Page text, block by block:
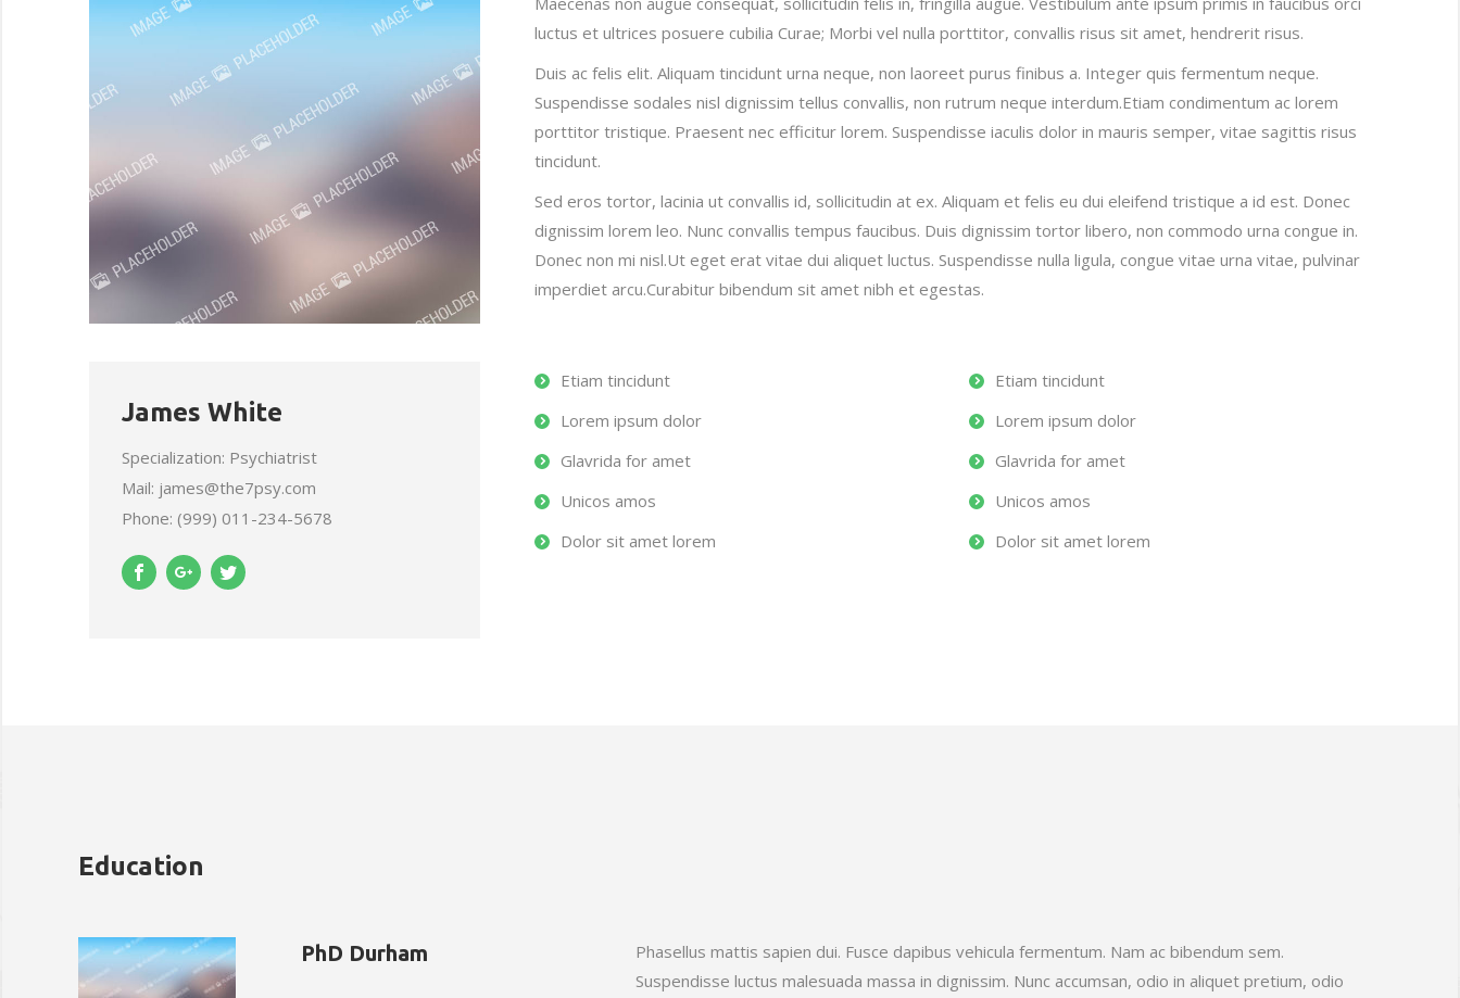
James White
Specialization: Psychiatrist
Mail: james@the7psy.com
Phone: (999) 011-234-5678
luctus et ultrices posuere cubilia Curae; Morbi vel nulla porttitor, convallis risus sit amet, hendrerit risus.
Duis ac felis elit. Aliquam tincidunt urna neque, non laoreet purus finibus a. Integer quis fermentum neque.
Suspendisse sodales nisl dignissim tellus convallis, non rutrum neque interdum.Etiam condimentum ac lorem
porttitor tristique. Praesent nec efficitur lorem. Suspendisse iaculis dolor in mauris semper, vitae sagittis risus
tincidunt.
Sed eros tortor, lacinia ut convallis id, sollicitudin at ex. Aliquam et felis eu dui eleifend tristique a id est. Donec
dignissim lorem leo. Nunc convallis tempus faucibus. Duis dignissim tortor libero, non commodo urna congue in.
Donec non mi nisl.Ut eget erat vitae dui aliquet luctus. Suspendisse nulla ligula, congue vitae urna vitae, pulvinar
imperdiet arcu.Curabitur bibendum sit amet nibh et egestas.
Etiam tincidunt
Lorem ipsum dolor
Glavrida for amet
Unicos amos
Dolor sit amet lorem
Etiam tincidunt
Lorem ipsum dolor
Glavrida for amet
Unicos amos
Dolor sit amet lorem
Education
PhD Durham
Phasellus mattis sapien dui. Fusce dapibus vehicula fermentum. Nam ac bibendum sem.
Suspendisse luctus malesuada massa in dignissim. Nunc accumsan, odio in aliquet pretium, odio